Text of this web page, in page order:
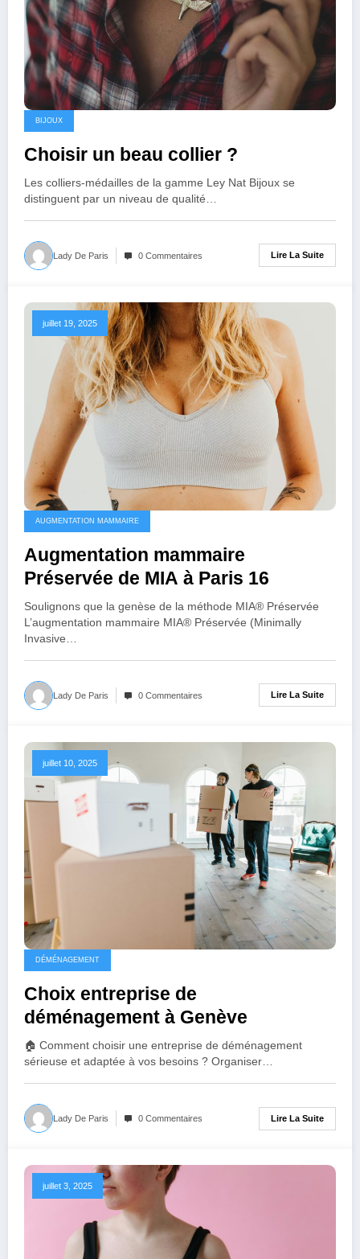
BIJOUX
Choisir un beau collier ?
Les colliers-médailles de la gamme Ley Nat Bijoux se
distinguent par un niveau de qualité…
Lady De Paris 0 Commentaires Lire La Suite
juillet 19, 2025
AUGMENTATION MAMMAIRE
Augmentation mammaire
Préservée de MIA à Paris 16
Soulignons que la genèse de la méthode MIA® Préservée
L’augmentation mammaire MIA® Préservée (Minimally
Invasive…
Lady De Paris 0 Commentaires Lire La Suite
juillet 10, 2025
DÉMÉNAGEMENT
Choix entreprise de
déménagement à Genève
🏠 Comment choisir une entreprise de déménagement
sérieuse et adaptée à vos besoins ? Organiser…
Lady De Paris 0 Commentaires Lire La Suite
juillet 3, 2025